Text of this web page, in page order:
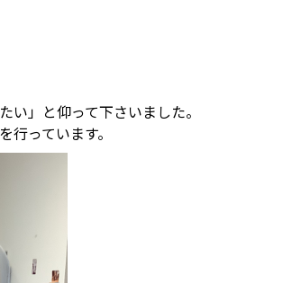
」と仰って下さいました。
っています。